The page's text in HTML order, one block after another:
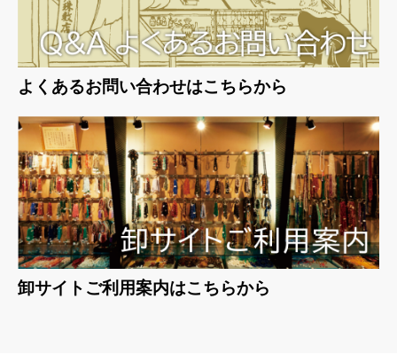
よくあるお問い合わせはこちらから
卸サイトご利用案内はこちらから